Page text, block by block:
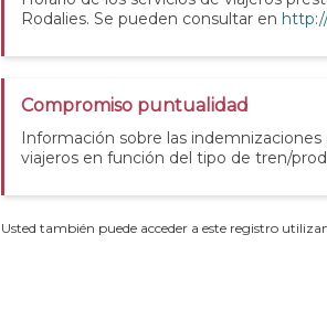
Rodalies. Se pueden consultar en
Compromiso puntualidad
Información sobre las
viajeros en función del tipo de tren/
Usted también puede acceder a este registro